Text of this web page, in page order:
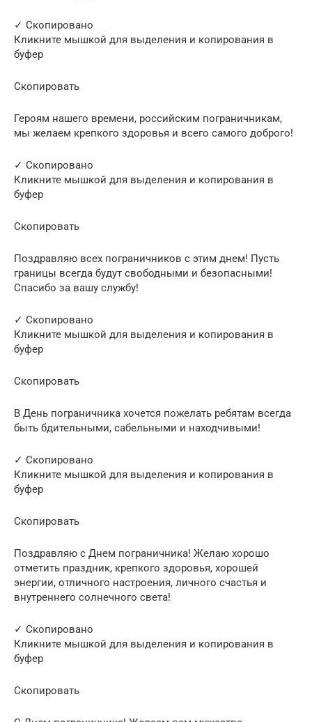
✓ Скопировано
Кликните мышкой для выделения и копирования в
буфер
Скопировать
Героям нашего времени, российским пограничникам,
мы желаем крепкого здоровья и всего самого доброго!
✓ Скопировано
Кликните мышкой для выделения и копирования в
буфер
Скопировать
Поздравляю всех пограничников с этим днем! Пусть
границы всегда будут свободными и безопасными!
Спасибо за вашу службу!
✓ Скопировано
Кликните мышкой для выделения и копирования в
буфер
Скопировать
В День пограничника хочется пожелать ребятам всегда
быть бдительными, сабельными и находчивыми!
✓ Скопировано
Кликните мышкой для выделения и копирования в
буфер
Скопировать
Поздравляю с Днем пограничника! Желаю хорошо
отметить праздник, крепкого здоровья, хорошей
энергии, отличного настроения, личного счастья и
внутреннего солнечного света!
✓ Скопировано
Кликните мышкой для выделения и копирования в
буфер
Скопировать